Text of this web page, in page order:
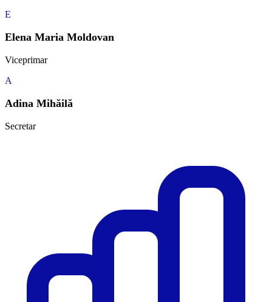
E
Elena Maria Moldovan
Viceprimar
A
Adina Mihăilă
Secretar